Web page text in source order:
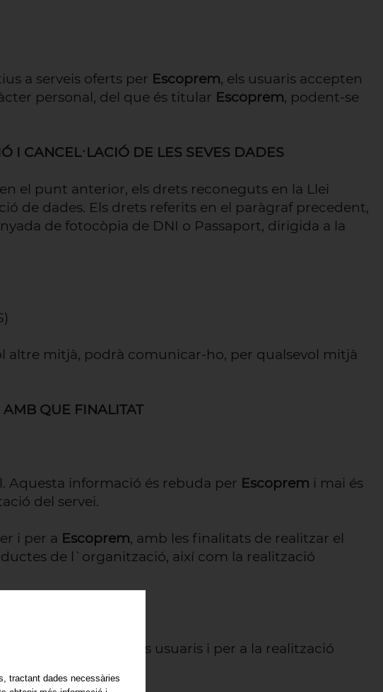
a serveis oferts per Escoprem, els usuaris accepten
personal, del que és titular Escoprem, podent-se
I CANCEL·LACIÓ DE LES SEVES DADES
el punt anterior, els drets reconeguts en la Llei
de dades. Els drets referits en el paràgraf precedent,
de fotocòpia de DNI o Passaport, dirigida a la
altre mitjà, podrà comunicar-ho, per qualsevol mitjà
QUE FINALITAT
Aquesta informació és rebuda per Escoprem i mai és
del servei.
i per a Escoprem, amb les finalitats de realitzar el
de l`organització, així com la realització
a la identificació dels usuaris i per a la realització
tractant dades necessàries